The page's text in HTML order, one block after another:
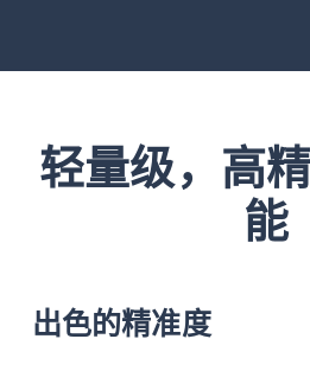
轻量级，高
能
出色的精准度